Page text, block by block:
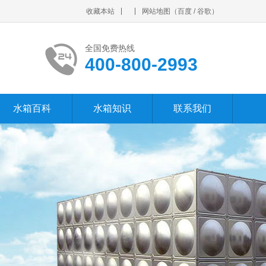
收藏本站 网站地图 （百度 /谷歌 ）
全国免费热线
400-800-2993
水箱百科 水箱知识 联系我们